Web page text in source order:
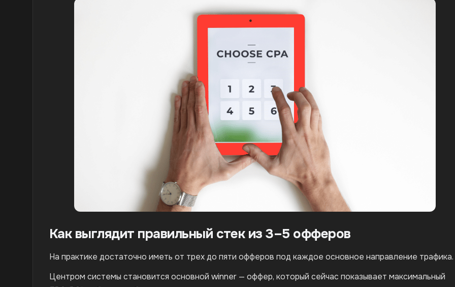
Как выглядит правильный стек из 3–5 офферов
На практике достаточно иметь от трех до пяти офферов под каждое основное направление трафика.
Центром системы становится основной winner — оффер, который сейчас показывает максимальный